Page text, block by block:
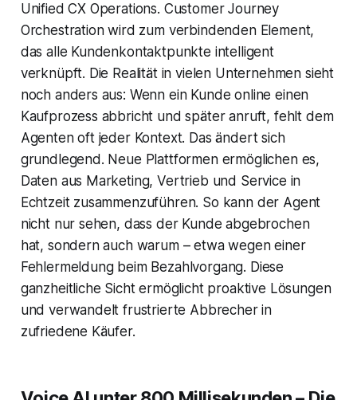
Unified CX Operations. Customer Journey
Orchestration wird zum verbindenden Element,
das alle Kundenkontaktpunkte intelligent
verknüpft. Die Realität in vielen Unternehmen sieht
noch anders aus: Wenn ein Kunde online einen
Kaufprozess abbricht und später anruft, fehlt dem
Agenten oft jeder Kontext. Das ändert sich
grundlegend. Neue Plattformen ermöglichen es,
Daten aus Marketing, Vertrieb und Service in
Echtzeit zusammenzuführen. So kann der Agent
nicht nur sehen, dass der Kunde abgebrochen
hat, sondern auch warum – etwa wegen einer
Fehlermeldung beim Bezahlvorgang. Diese
ganzheitliche Sicht ermöglicht proaktive Lösungen
und verwandelt frustrierte Abbrecher in
zufriedene Käufer.